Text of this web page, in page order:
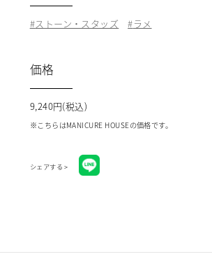
ストーン・スタッズ ラメ
価格
9,240円(税込)
※こちらはMANICURE HOUSEの価格です。
シェアする >